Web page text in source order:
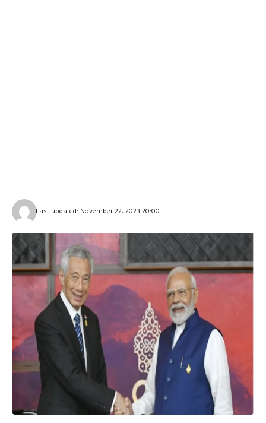
Last updated: November 22, 2023 20:00